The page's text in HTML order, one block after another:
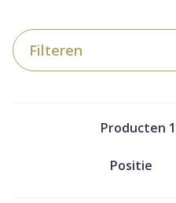
Filteren
Producten 1
Sorteer op: